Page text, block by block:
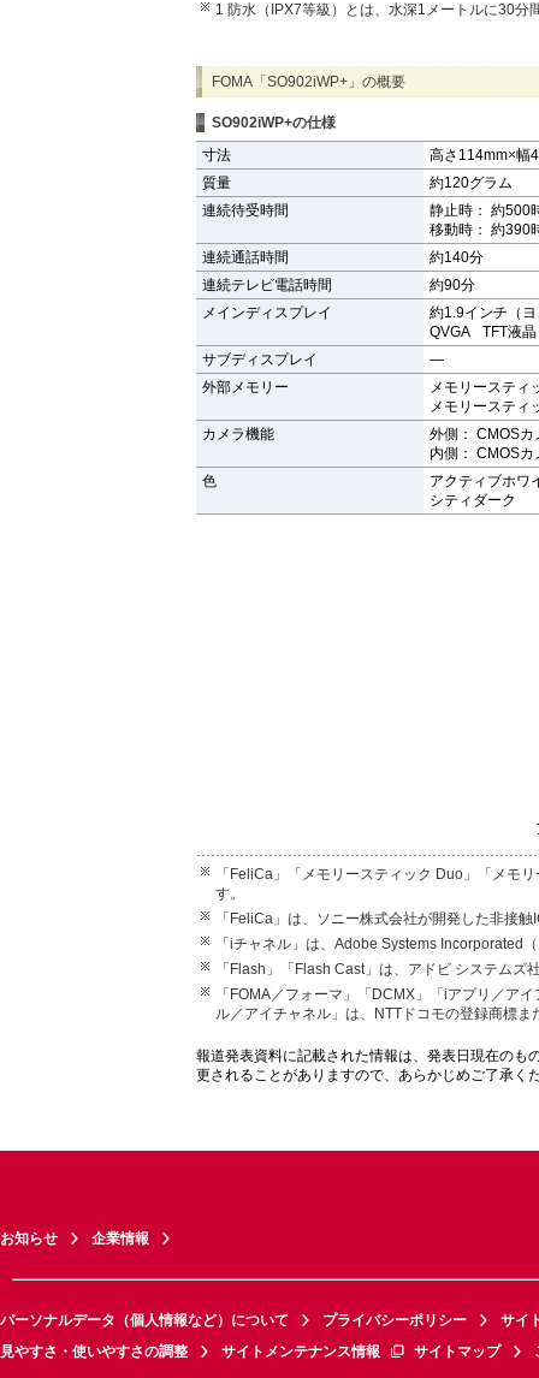
1 防水（IPX7等級）とは、水深1メートルに30
FOMA「SO902iWP+」の概要
SO902iWP+の仕様
寸法
高さ114mm×幅
質量
約120グラム
連続待受時間
静止時： 約500
移動時： 約390
連続通話時間
約140分
連続テレビ電話時間
約90分
メインディスプレイ
約1.9インチ（
QVGA TFT液
サブディスプレイ
—
外部メモリー
メモリースティ
メモリースティ
カメラ機能
外側： CMOS
内側： CMOS
色
アクティブホワ
シティダーク
「FeliCa」「メモリースティック Duo」「メモ
す。
「FeliCa」は、ソニー株式会社が開発した非接
「iチャネル」は、Adobe Systems Incorporated
「Flash」「Flash Cast」は、アドビ システム
「FOMA／フォーマ」「DCMX」「iアプリ／ア
ル／アイチャネル」は、NTTドコモの登録商標ま
報道発表資料に記載された情報は、発表日現在のも
更されることがありますので、あらかじめご了承く
お知らせ 企業情報
パーソナルデータ（個人情報など）について プライバシーポリシー
サイ
見やすさ・使いやすさの調整
サイトメンテナンス情報 サイトマップ